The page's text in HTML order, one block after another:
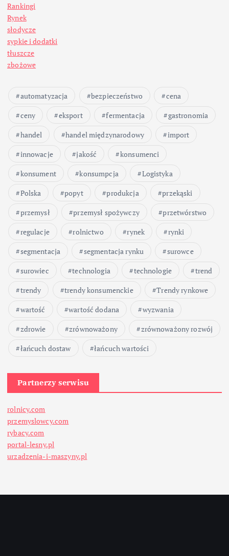
Rankingi
Rynek
słodycze
sypkie i dodatki
tłuszcze
zbożowe
automatyzacja bezpieczeństwo
cena
ceny
eksport fermentacja
gastronomia
handel
handel międzynarodowy
import
innowacje
jakość
konsumenci
konsument
konsumpcja
Logistyka
Polska
popyt produkcja
przekąski
przemysł
przemysł spożywczy
przetwórstwo
regulacje
rolnictwo rynek
rynki
segmentacja
segmentacja rynku
surowce
surowiec
technologia technologie
trend
trendy
trendy konsumenckie
Trendy rynkowe
wartość
wartość dodana
wyzwania
zdrowie
zrównoważony
zrównoważony rozwój
łańcuch dostaw
łańcuch wartości
Partnerzy serwisu
rolnicy.com
przemyslowcy.com
rybacy.com
portal-lesny.pl
urzadzenia-i-maszyny.pl